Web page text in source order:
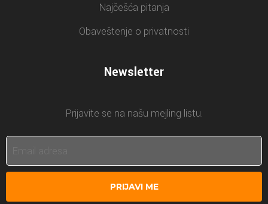
Najčešća pitanja
Obaveštenje o privatnosti
Newsletter
Prijavite se na našu mejling listu.
PRIJAVI ME